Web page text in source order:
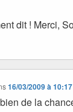
dit ! Merci,
16/03/2009 à 10:17
de la